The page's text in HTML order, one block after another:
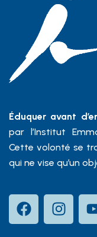
Éduquer avant
par l’Institut
Cette volonté se
qui ne vise qu’un